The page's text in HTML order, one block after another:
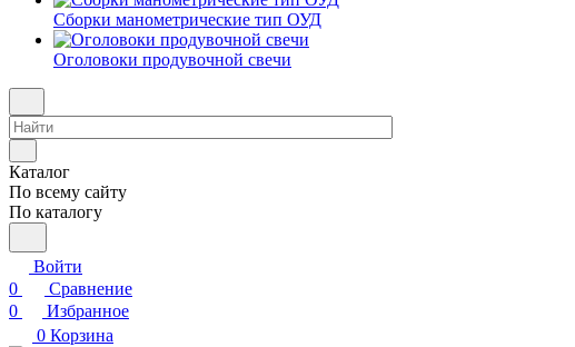
Сборки манометрические тип ОУД
Оголовоки продувочной свечи
Каталог
По всему сайту
По каталогу
Войти
0
Сравнение
0
Избранное
0 Корзина